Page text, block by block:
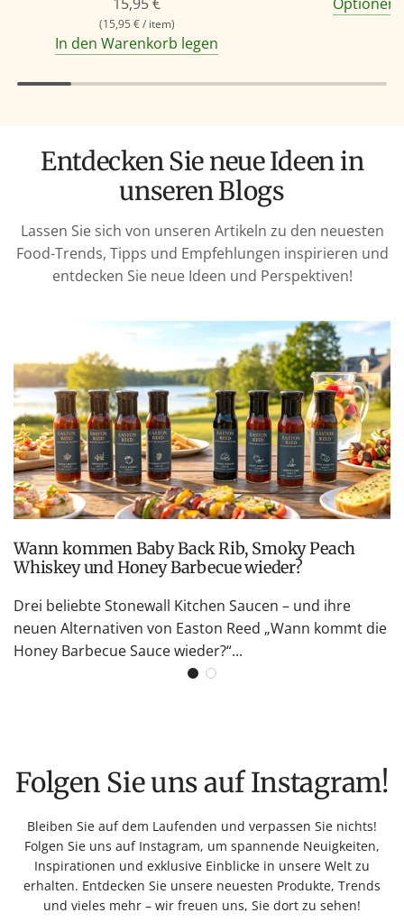
(15,95 €/ item)
In den Warenkorb legen
Entdecken Sie neue Ideen in
unseren Blogs
Lassen Sie sich von unseren Artikeln zu den neuesten
Food-Trends, Tipps und Empfehlungen inspirieren und
entdecken Sie neue Ideen und Perspektiven!
Wann kommen Baby Back Rib, Smoky Peach
Whiskey und Honey Barbecue wieder?
Drei beliebte Stonewall Kitchen Saucen – und ihre
neuen Alternativen von Easton Reed „Wann kommt die
Honey Barbecue Sauce wieder?“...
Folgen Sie uns auf Instagram!
Bleiben Sie auf dem Laufenden und verpassen Sie nichts!
Folgen Sie uns auf Instagram, um spannende Neuigkeiten,
Inspirationen und exklusive Einblicke in unsere Welt zu
erhalten. Entdecken Sie unsere neuesten Produkte, Trends
und vieles mehr – wir freuen uns, Sie dort zu sehen!